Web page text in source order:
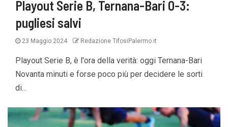
Playout Serie B, Ternana-Bari 0-3:
pugliesi salvi
23 Maggio 2024 Redazione TifosiPalermo.it
Playout Serie B, è l'ora della verità: oggi Ternana-Bari
Novanta minuti e forse poco più per decidere le sorti
di...